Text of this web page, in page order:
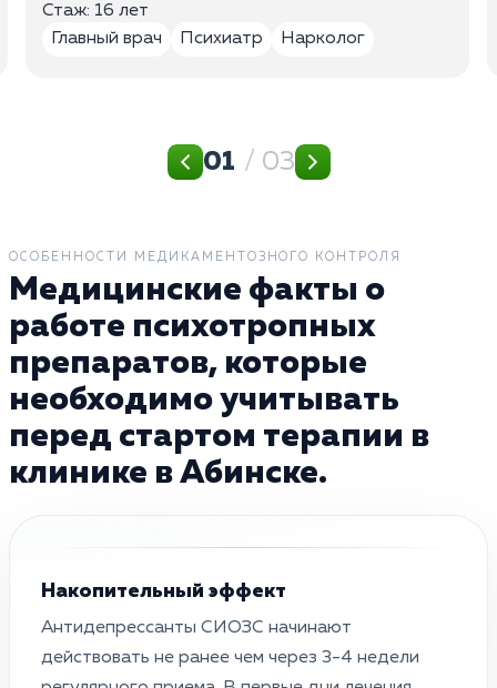
Стаж: 16 лет
Главный врач
Психиатр Нарколог
01 / 03
ОСОБЕННОСТИ МЕДИКАМЕНТОЗНОГО КОНТРОЛЯ
Медицинские факты о
работе психотропных
препаратов, которые
необходимо учитывать
перед стартом терапии в
клинике в Абинске.
Накопительный эффект
Антидепрессанты СИОЗС начинают
действовать не ранее чем через 3-4 недели